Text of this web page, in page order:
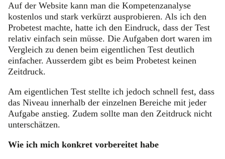
Auf der Website kann man die Kompetenzanalyse
kostenlos und stark verkürzt ausprobieren. Als ich den
Probetest machte, hatte ich den Eindruck, dass der Test
relativ einfach sein müsse. Die Aufgaben dort waren im
Vergleich zu denen beim eigentlichen Test deutlich
einfacher. Ausserdem gibt es beim Probetest keinen
Zeitdruck.
Am eigentlichen Test stellte ich jedoch schnell fest, dass
das Niveau innerhalb der einzelnen Bereiche mit jeder
Aufgabe anstieg. Zudem sollte man den Zeitdruck nicht
unterschätzen.
Wie ich mich konkret vorbereitet habe